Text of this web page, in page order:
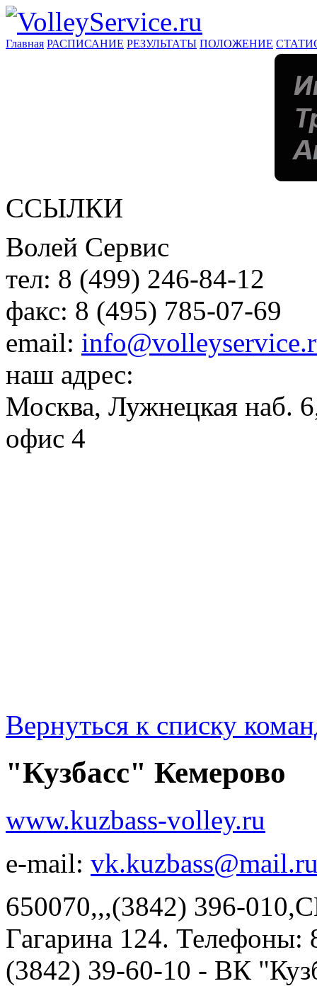
Главная РАСПИСАНИЕ РЕЗУЛЬТАТЫ ПОЛОЖЕНИЕ
ССЫЛКИ
Волей Сервис
тел: 8 (499) 246-84-12
факс: 8 (495) 785-07-69
email:
наш адрес:
Москва, Лужнецкая наб.
офис 4
Вернуться к списку
"Кузбасс" Кемерово
www.kuzbass-volley.ru
e-mail:
650070,,,(3842) 396-
Гагарина 124.
(3842) 39-60-10 - ВК